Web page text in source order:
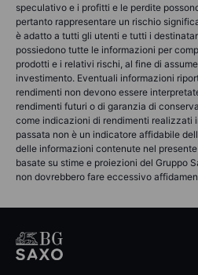
speculativo e i profitti e le perdite
pertanto rappresentare un rischio
è adatto a tutti gli utenti e tutti i
possiedono tutte le informazioni per
prodotti e i relativi rischi, al fine di
investimento. Eventuali informazioni
rendimenti non devono essere
rendimenti futuri o di garanzia di
come indicazioni di rendimenti realizzati
passata non è un indicatore affidabile
delle informazioni contenute nel
basate su stime e proiezioni del Gruppo
non dovrebbero fare eccessivo